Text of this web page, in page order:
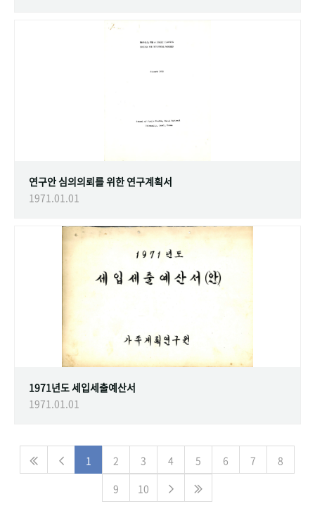
연구안 심의의뢰를 위한 연구계획서
1971.01.01
1971년도 세입세출예산서
1971.01.01
1 2 3 4 5 6 7
8
9
10